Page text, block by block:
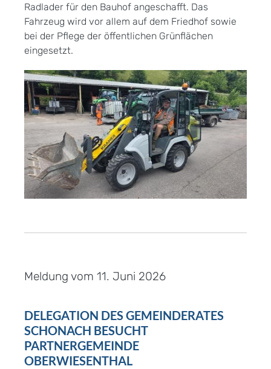
Radlader für den Bauhof angeschafft. Das
Fahrzeug wird vor allem auf dem Friedhof sowie
bei der Pflege der öffentlichen Grünflächen
eingesetzt.
Meldung vom 11. Juni 2026
DELEGATION DES GEMEINDERATES
SCHONACH BESUCHT
PARTNERGEMEINDE
OBERWIESENTHAL